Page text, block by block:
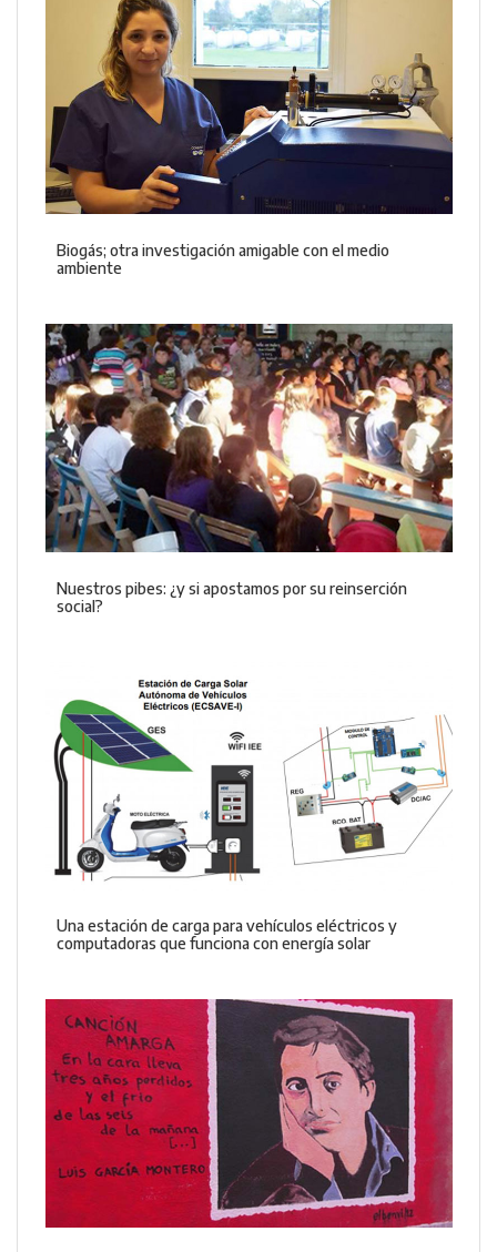
Biogás; otra investigación amigable con el medio
ambiente
Nuestros pibes: ¿y si apostamos por su reinserción
social?
Una estación de carga para vehículos eléctricos y
computadoras que funciona con energía solar